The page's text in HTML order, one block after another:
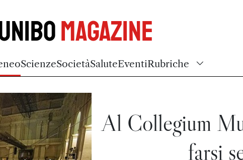
Magazine
ScienzeSocietàSaluteEventiRubriche
Al Collegium
farsi